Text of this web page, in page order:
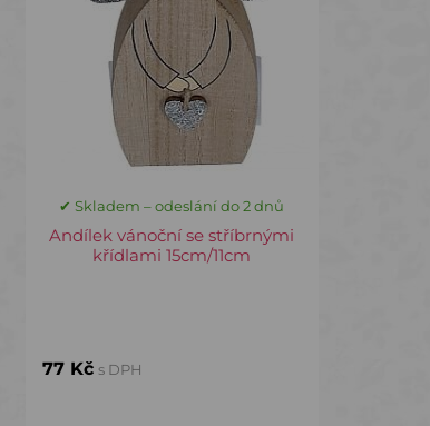
✔ Skladem – odeslání do 2 dnů
Andílek vánoční se stříbrnými
křídlami 15cm/11cm
77 Kč s DPH